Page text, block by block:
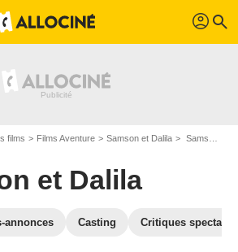
profil search
films Films Aventure Samson et Dalila Samson et Dalila en DVD Blu Ray
et Dalila
annonces Casting Critiques